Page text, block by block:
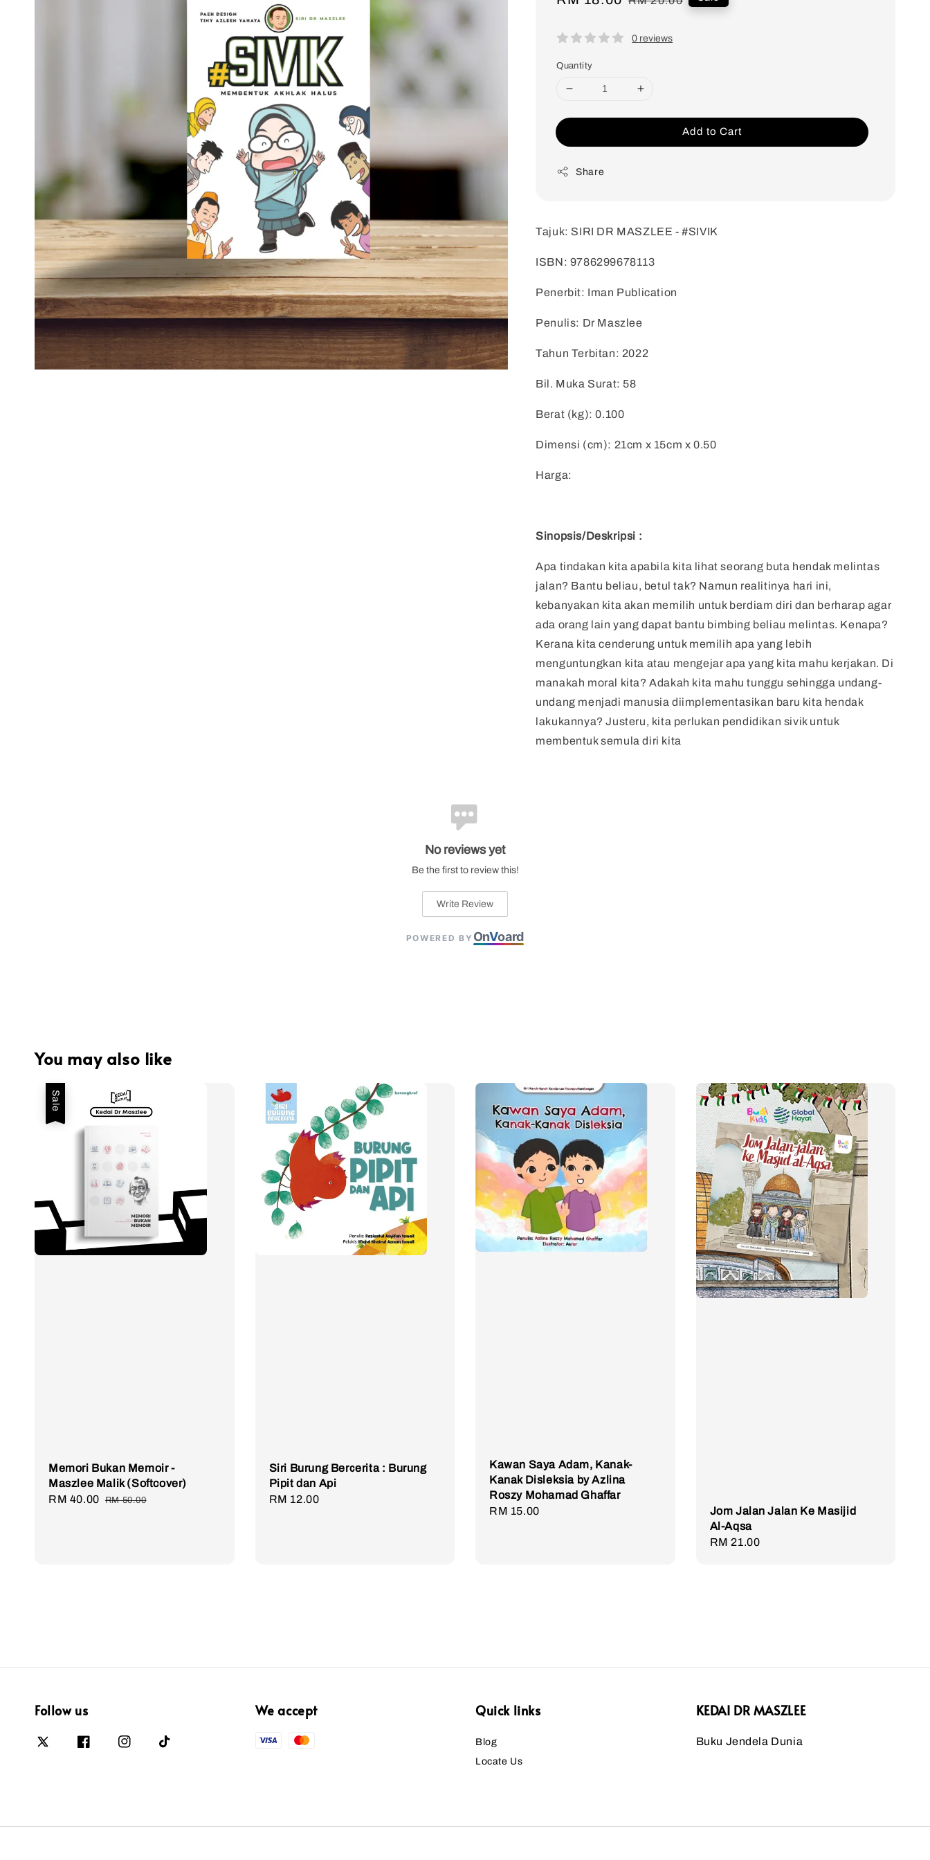
0 reviews
Quantity
Add to Cart
Share
Tajuk: SIRI DR MASZLEE - #SIVIK
ISBN: 9786299678113
Penerbit: Iman Publication
Penulis: Dr Maszlee
Tahun Terbitan: 2022
Bil. Muka Surat: 58
Berat (kg): 0.100
Dimensi (cm): 21cm x 15cm x 0.50
Harga:
Sinopsis/Deskripsi :
Apa tindakan kita apabila kita lihat seorang buta hendak melintas
jalan? Bantu beliau, betul tak? Namun realitinya hari ini,
kebanyakan kita akan memilih untuk berdiam diri dan berharap agar
ada orang lain yang dapat bantu bimbing beliau melintas. Kenapa?
Kerana kita cenderung untuk memilih apa yang lebih
menguntungkan kita atau mengejar apa yang kita mahu kerjakan. Di
manakah moral kita? Adakah kita mahu tunggu sehingga undang-
undang menjadi manusia diimplementasikan baru kita hendak
lakukannya? Justeru, kita perlukan pendidikan sivik untuk
membentuk semula diri kita
No reviews yet
Be the first to review this!
Write Review
POWERED BY OnVoard
You may also like
Sale
Memori Bukan Memoir -
Maszlee Malik (Softcover)
Sale
RM 40.00 Regular
RM 50.00
Siri Burung Bercerita : Burung
Pipit dan Api
Regular
RM 12.00
Kawan Saya Adam, Kanak-
Kanak Disleksia by Azlina
Roszy Mohamad Ghaffar
Regular
RM 15.00
Jom Jalan Jalan Ke Masijid
Al-Aqsa
Regular
RM 21.00
Follow us We accept Quick links
Blog
Locate Us
KEDAI DR MASZLEE
Buku Jendela Dunia